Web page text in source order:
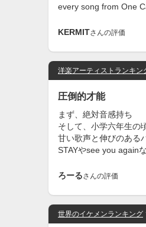
every song from One
KERMITさんの評価
洋楽アーティストランキン
圧倒的才能
まず、絶対音感持ち
そして、小学六年生の
甘い歌声と伸びのある
STAYやsee you again
ろーるさんの評価
世界のイケメンランキング